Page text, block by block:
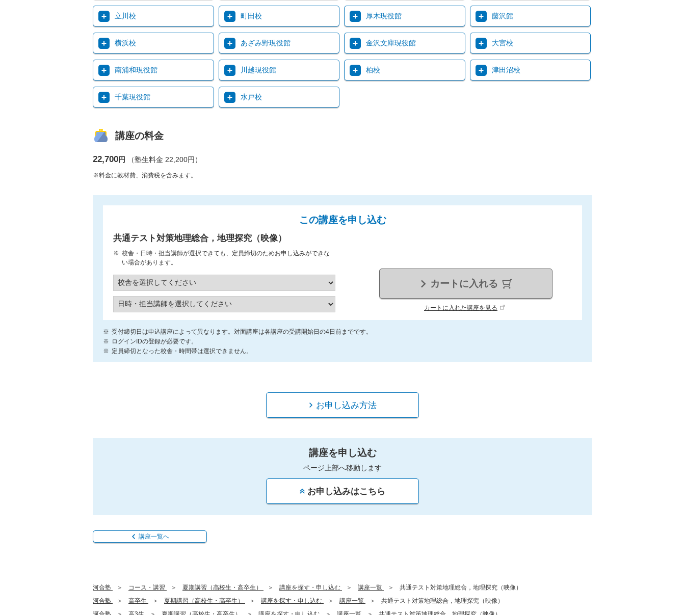
立川校 町田校 厚木現役館 藤沢館
横浜校 あざみ野現役館 金沢文庫現役館 大宮校
南浦和現役館 川越現役館 柏校 津田沼校
千葉現役館 水戸校
講座の料金
22,700円 （塾生料金 22,200円）
※料金に教材費、消費税を含みます。
この講座を申し込む
共通テスト対策地理総合，地理探究（映像）
校舎・日時・担当講師が選択できても、定員締切のためお申し込みができな
い場合があります。
カートに入れる
カートに入れた講座を見る
受付締切日は申込講座によって異なります。対面講座は各講座の受講開始日の4日前までです。
ログインIDの登録が必要です。
定員締切となった校舎・時間帯は選択できません。
お申し込み方法
講座を申し込む
ページ上部へ移動します
お申し込みはこちら
講座一覧へ
河合塾 コース・講習 夏期講習（高校生・高卒生） 講座を探す・申し込む 講座一覧
共通テスト対策地理総合，地理探究（映像）
河合塾
高卒生 夏期講習（高校生・高卒生） 講座を探す・申し込む 講座一覧
共通テスト対策地理総合，地理探究（映像）